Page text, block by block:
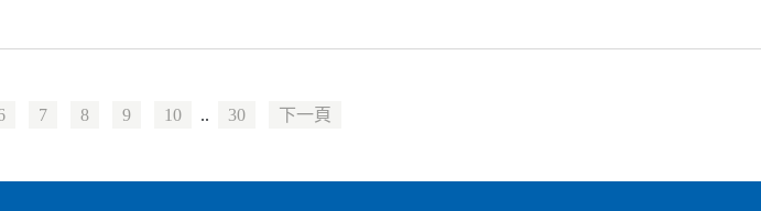
7 8 9 10 .. 30 下一頁